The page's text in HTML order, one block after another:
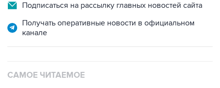
Подписаться на рассылку главных новостей сайта
Получать оперативные новости в официальном
канале
САМОЕ ЧИТАЕМОЕ